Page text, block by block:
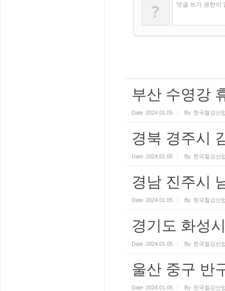
? 댓글 쓰기 권한이
부산 수영강
Date 2024.01.05 By 한국철강산
경북 경주시
Date 2024.01.05 By 한국철강산
경남 진주시
Date 2024.01.05 By 한국철강산
경기도 화성
Date 2024.01.05 By 한국철강산
울산 중구 반
Date 2024.01.05 By 한국철강산